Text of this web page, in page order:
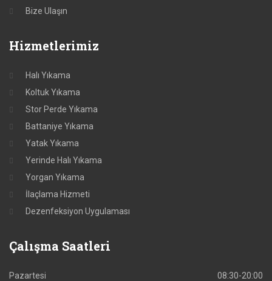
Bize Ulaşın
Hizmetlerimiz
Halı Yıkama
Koltuk Yıkama
Stor Perde Yıkama
Battaniye Yıkama
Yatak Yıkama
Yerinde Halı Yıkama
Yorgan Yıkama
İlaçlama Hizmeti
Dezenfeksiyon Uygulaması
Çalışma Saatleri
Pazartesi 08:30-20:00